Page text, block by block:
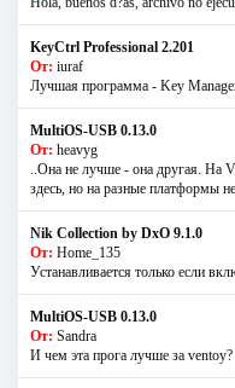
KeyCtrl Professional 2.201
От: iuraf
Лучшая программа - Key
MultiOS-USB 0.13.0
От: heavyg
..Она не лучше - она другая. На
здесь, но на разные платформы
Nik Collection by DxO 9.1.0
От: Home_135
Устанавливается только если
MultiOS-USB 0.13.0
От: Sandra
И чем эта прога лучше за ventoy?